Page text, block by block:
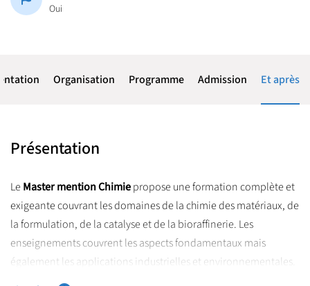
Oui
Organisation Programme Admission Et après
Présentation
LeMaster mention Chimiepropose une formation complète et
exigeante couvrant les domaines de la chimie des matériaux, de
la formulation, de la catalyse et de la bioraffinerie. Les
enseignements couvrent les aspects fondamentaux mais
également les applications industrielles et environnementales.
Ouvert sur les enjeux sociétaux actuels, il s’appuie sur des